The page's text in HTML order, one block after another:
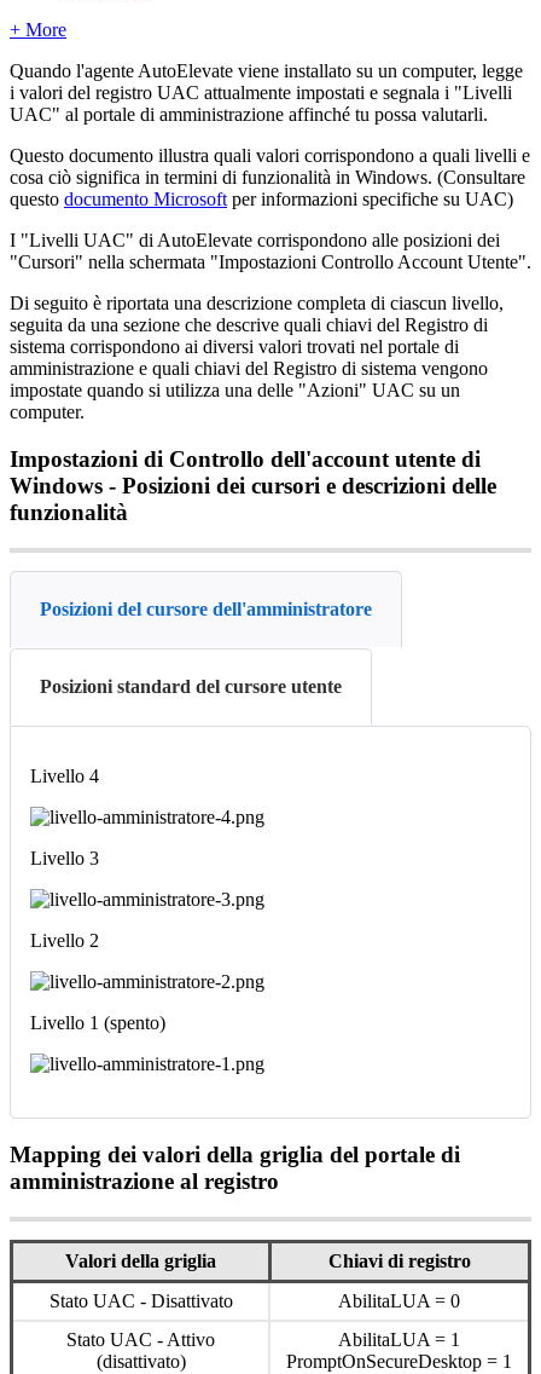
+ More
Quando l'agente AutoElevate viene installato su un computer, legge
i valori del registro UAC attualmente impostati e segnala i "Livelli
UAC" al portale di amministrazione affinché tu possa valutarli.
Questo documento illustra quali valori corrispondono a quali livelli e
cosa ciò significa in termini di funzionalità in Windows. (Consultare
questo documento Microsoft per informazioni specifiche su UAC)
I "Livelli UAC" di AutoElevate corrispondono alle posizioni dei
"Cursori" nella schermata "Impostazioni Controllo Account Utente".
Di seguito è riportata una descrizione completa di ciascun livello,
seguita da una sezione che descrive quali chiavi del Registro di
sistema corrispondono ai diversi valori trovati nel portale di
amministrazione e quali chiavi del Registro di sistema vengono
impostate quando si utilizza una delle "Azioni" UAC su un
computer.
Impostazioni di Controllo dell'account utente di
Windows - Posizioni dei cursori e descrizioni delle
funzionalità
Posizioni del cursore dell'amministratore
Posizioni standard del cursore utente
Livello 4
Livello 3
Livello 2
Livello 1 (spento)
Mapping dei valori della griglia del portale di
amministrazione al registro
Valori della griglia Chiavi di registro
Stato UAC - Disattivato AbilitaLUA = 0
Stato UAC -Attivo
(disattivato)
AbilitaLUA = 1
PromptOnSecureDesktop = 1